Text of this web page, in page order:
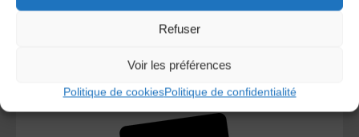
Refuser
Voir les préférences
Politique de cookiesPolitique de confidentialité
L’AMTA EST MEMBRE DE LA